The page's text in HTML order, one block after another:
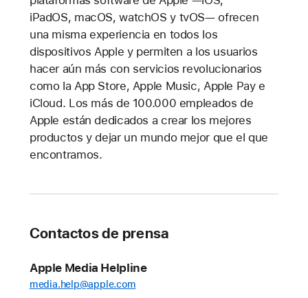
iPadOS, macOS, watchOS y tvOS— ofrecen
una misma experiencia en todos los
dispositivos Apple y permiten a los usuarios
hacer aún más con servicios revolucionarios
como la App Store, Apple Music, Apple Pay e
iCloud. Los más de 100.000 empleados de
Apple están dedicados a crear los mejores
productos y dejar un mundo mejor que el que
encontramos.
Contactos de prensa
Apple Media Helpline
media.help@apple.com